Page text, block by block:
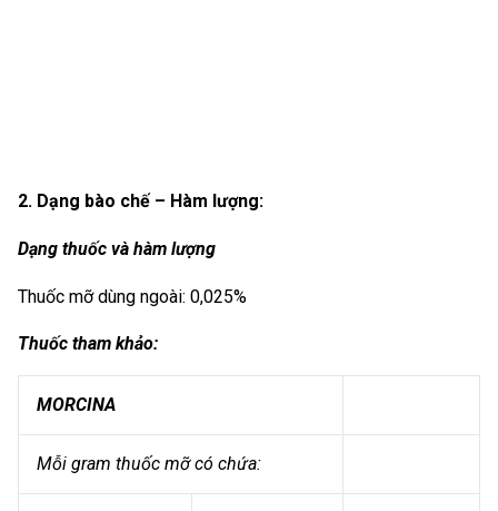
2. Dạng bào chế – Hàm lượng:
Dạng thuốc và hàm lượng
Thuốc mỡ dùng ngoài: 0,025%
Thuốc tham khảo:
MORCINA
Mỗi gram thuốc mỡ có chứa: